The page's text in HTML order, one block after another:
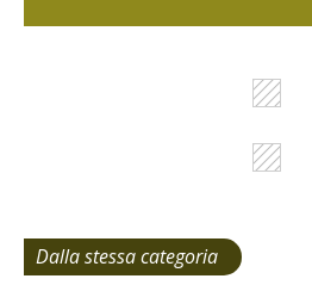
Dalla stessa categoria